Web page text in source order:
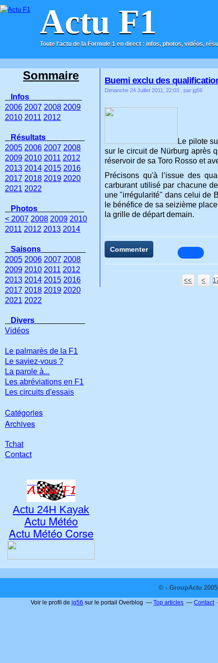
Actu F1
Toute l'actu de la Formule 1 en direct : infos, photos, vidéos,
ACCUEIL CONTACT
Buemi exclu des
Dimanche 24 Juillet 2011, 22:03 , par jg56
Le pilote
sur le circuit de Nürburg après
réservoir de sa Toro Rosso et
Précisons qu'à l’issue des
carburant utilisé par chacune
une "irrégularité" dans celui de
le bénéfice de sa seizième
la grille de départ demain.
Commenter
<< <
Sommaire
Infos
2006 2007 2008 2009
2010 2011 2012
Résultats
2005 2006 2007 2008
2009 2010 2011 2012
2013 2014 2015 2016
2017 2018 2019 2020
2021 2022
Photos
< 2007 2008 2009 2010
2011 2012 2013 2014
Saisons
2005 2006 2007 2008
2009 2010 2011 2012
2013 2014 2015 2016
2017 2018 2019 2020
2021 2022
Divers
Vidéos
Le palmarès de la F1
Le saviez-vous ?
La parole à...
Les abréviations en F1
Les circuits d'essais
Catégories
Archives
Tchat
Contact
Actu 24H Kayak
Actu Météo
Actu Météo Corse
© - GroupActu
Voir le profil dejg56 sur le portail Overblog Top articles Contact